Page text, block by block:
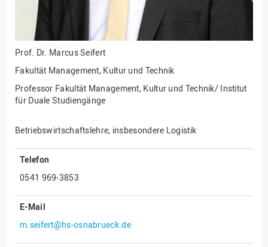
Gesellschaftliches
Engagement
Gleichstellungsbüro
Hochschulleitung
Hochschulplanung/-
strategie
Institut für Musik
IT Service Center
Marketing
LearningCenter
Nachhaltigkeit
Personal
Prof. Dr. Marcus Seifert
Fakultät Management, Kultur und Technik
Professor Fakultät Management, Kultur und Technik/ Institut
für Duale Studiengänge
Betriebswirtschaftslehre, insbesondere Logistik
Telefon
0541 969-3853
E-Mail
m.seifert@hs-osnabrueck.de